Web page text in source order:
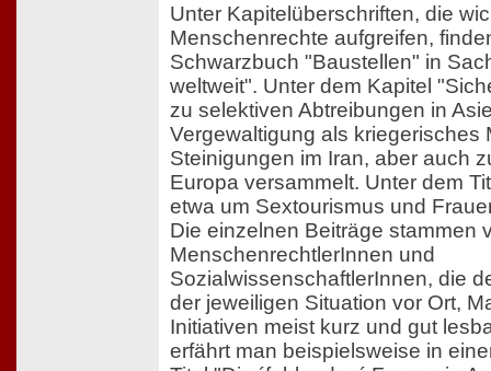
Unter Kapitelüberschriften, die
Menschenrechte aufgreifen,
Schwarzbuch "Baustellen" in
weltweit". Unter dem Kapitel
zu selektiven Abtreibungen in
Vergewaltigung als kriegerisches
Steinigungen im Iran, aber auch
Europa versammelt. Unter dem
etwa um Sextourismus und
Die einzelnen Beiträge stammen
MenschenrechtlerInnen und
SozialwissenschaftlerInnen, die
der jeweiligen Situation vor Ort,
Initiativen meist kurz und gut
erfährt man beispielsweise in